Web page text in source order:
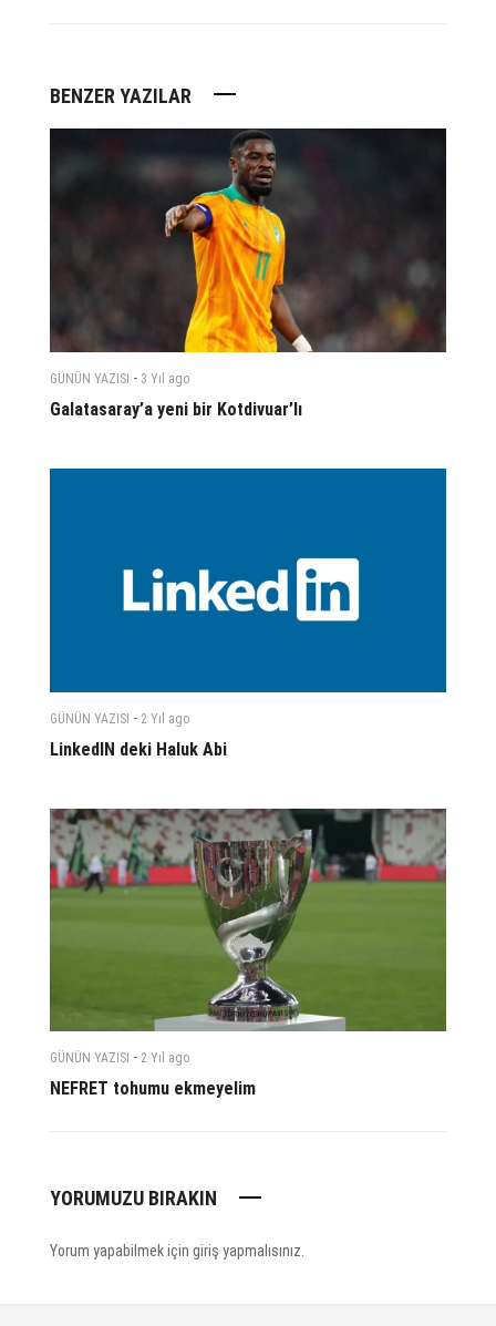
BENZER YAZILAR
GÜNÜN YAZISI - 3 Yıl ago
Galatasaray’a yeni bir Kotdivuar’lı
GÜNÜN YAZISI - 2 Yıl ago
LinkedIN deki Haluk Abi
GÜNÜN YAZISI - 2 Yıl ago
NEFRET tohumu ekmeyelim
YORUMUZU BIRAKIN
Yorum yapabilmek için giriş yapmalısınız.